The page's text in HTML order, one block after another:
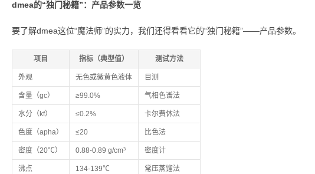
dmea的“独门秘籍”：产品参数一览
要了解dmea这位“魔法师”的实力，我们还得看看它的“独门秘籍”——产品参数。
项目 指标（典型值） 测试方法
外观 无色或微黄色液体 目测
含量（gc） ≥99.0% 气相色谱法
水分（kf） ≤0.2% 卡尔费休法
色度（apha） ≤20 比色法
密度（20℃） 0.88-0.89 g/cm³ 密度计
沸点 134-139℃ 常压蒸馏法